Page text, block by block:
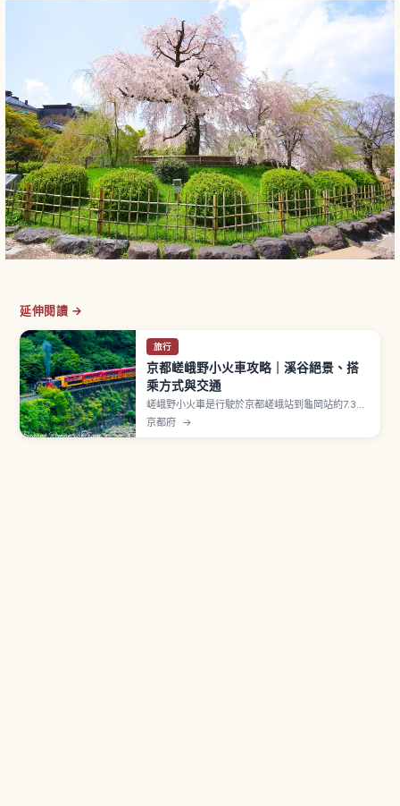
延伸閱讀 →
旅行
京都嵯峨野小火車攻略｜溪谷絕景、搭
乘方式與交通
嵯峨野小火車是行駛於京都嵯峨站到龜岡站約7.3公
里、保津川沿岸的觀光列車，路線是1991年 JR 山
京都府 →